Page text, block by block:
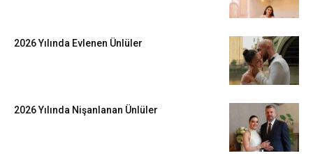
2026 Yılında Evlenen Ünlüler
2026 Yılında Nişanlanan Ünlüler